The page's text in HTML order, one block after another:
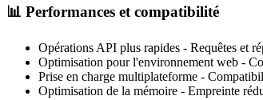
📊 Performances et compatibilité
Opérations API plus rapides - Requêtes et
Optimisation pour l'environnement web -
Prise en charge multiplateforme -
Optimisation de la mémoire - Empreinte